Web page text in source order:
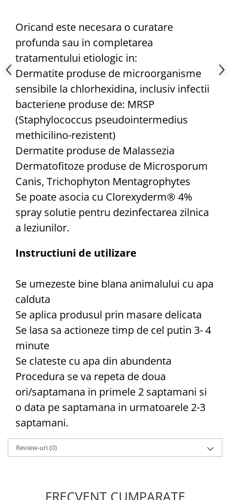
Oricand este necesara o curatare
profunda sau in completarea
tratamentului etiologic in:
Dermatite produse de microorganisme
sensibile la chlorhexidina, inclusiv infectii
bacteriene produse de: MRSP
(Staphylococcus pseudointermedius
methicilino-rezistent)
Dermatite produse de Malassezia
Dermatofitoze produse de Microsporum
Canis, Trichophyton Mentagrophytes
Se poate asocia cu Clorexyderm® 4%
spray solutie pentru dezinfectarea zilnica
a leziunilor.
Instructiuni de utilizare
Se umezeste bine blana animalului cu apa
calduta
Se aplica produsul prin masare delicata
Se lasa sa actioneze timp de cel putin 3- 4
minute
Se clateste cu apa din abundenta
Procedura se va repeta de doua
ori/saptamana in primele 2 saptamani si
o data pe saptamana in urmatoarele 2-3
saptamani.
Review-uri(0)
FRECVENT CUMPARATE